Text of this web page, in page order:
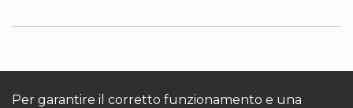
Per garantire il corretto funzionamento e una
INFORMAZIONI SU KRONOTERM
Cookies
Accedi